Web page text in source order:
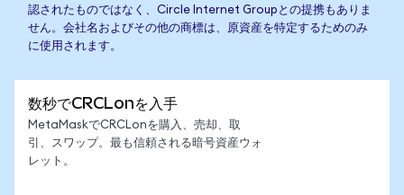
認されたものではなく、Circle Internet Groupとの提携もありま
せん。会社名およびその他の商標は、原資産を特定するためのみ
に使用されます。
数秒でCRCLonを入手
MetaMaskでCRCLonを購入、売却、取
引、スワップ。最も信頼される暗号資産ウォ
レット。